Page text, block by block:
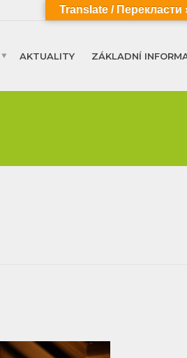
AKTUALITY ZÁKLADNÍ
Translate / Перекласти